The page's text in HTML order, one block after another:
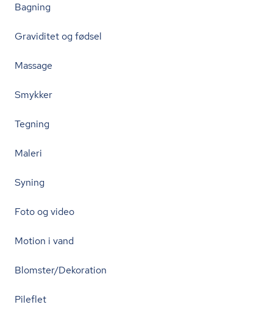
Bagning
Graviditet og fødsel
Massage
Smykker
Tegning
Maleri
Syning
Foto og video
Motion i vand
Blomster/Dekoration
Pileflet